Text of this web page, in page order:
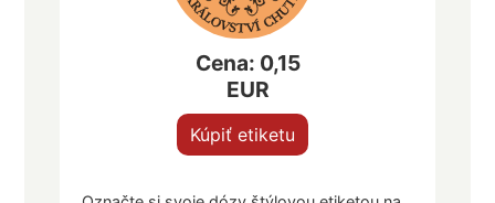
Cena: 0,15
EUR
Kúpiť etiketu